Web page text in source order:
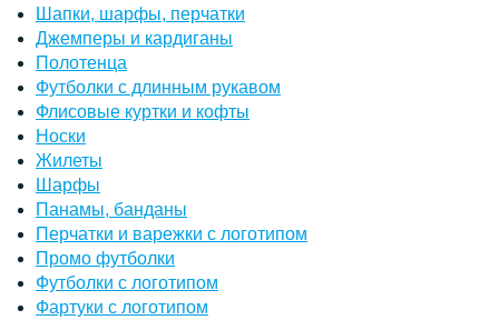
Шапки, шарфы, перчатки
Джемперы и кардиганы
Полотенца
Футболки с длинным рукавом
Флисовые куртки и кофты
Носки
Жилеты
Шарфы
Панамы, банданы
Перчатки и варежки с логотипом
Промо футболки
Футболки с логотипом
Фартуки с логотипом